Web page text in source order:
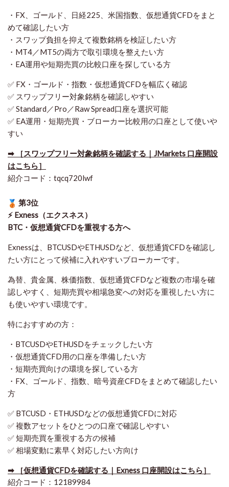
・FX、ゴールド、日経225、米国指数、仮想通貨CFDをまと
めて確認したい方
・スワップ負担を抑えて複数銘柄を検証したい方
・MT4／MT5の両方で取引環境を整えたい方
・EA運用や短期売買の比較口座を探している方
✅ FX・ゴールド・指数・仮想通貨CFDを幅広く確認
✅ スワップフリー対象銘柄を確認しやすい
✅ Standard／Pro／Raw Spread口座を選択可能
✅ EA運用・短期売買・ブローカー比較用の口座として使いや
すい
➡ ［スワップフリー対象銘柄を確認する｜JMarkets 口座開設
はこちら］
紹介コード：tqcq720lwf
第3位
⚡ Exness（エクスネス）
BTC・仮想通貨CFDを重視する方へ
Exnessは、BTCUSDやETHUSDなど、仮想通貨CFDを確認し
たい方にとって候補に入れやすいブローカーです。
為替、貴金属、株価指数、仮想通貨CFDなど複数の市場を確
認しやすく、短期売買や相場急変への対応を重視したい方に
も使いやすい環境です。
特におすすめの方：
・BTCUSDやETHUSDをチェックしたい方
・仮想通貨CFD用の口座を準備したい方
・短期売買向けの環境を探している方
・FX、ゴールド、指数、暗号資産CFDをまとめて確認したい
方
✅ BTCUSD・ETHUSDなどの仮想通貨CFDに対応
✅ 複数アセットをひとつの口座で確認しやすい
✅ 短期売買を重視する方の候補
✅ 相場変動に素早く対応したい方向け
➡ ［仮想通貨CFDを確認する｜Exness 口座開設はこちら］
紹介コード：12189984